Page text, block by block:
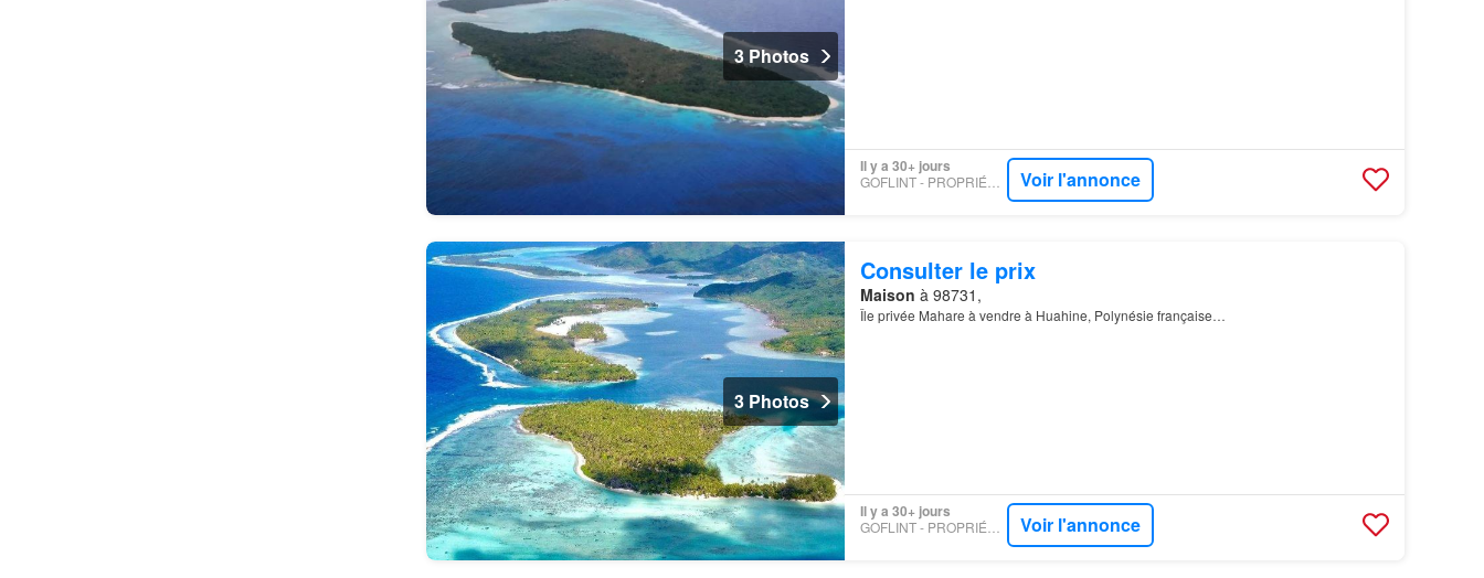
3 Photos
Il y a 30+ jours
Voir l'annonce
3 Photos
Consulter le prix
Maison à 98731,
Île privée Mahare à vendre à Huahine, Polynésie française…
Il y a 30+ jours
Voir l'annonce